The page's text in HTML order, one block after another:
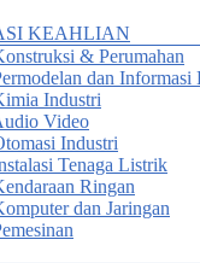
KEAHLIAN
& Perumahan
dan Informasi
Industri
Video
Industri
Tenaga Listrik
Ringan
dan Jaringan